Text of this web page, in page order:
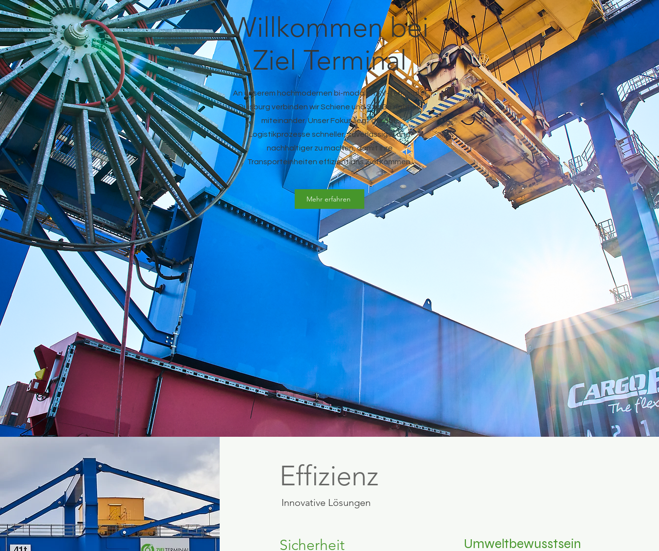
Willkommen bei
Ziel Terminal
An unserem hochmodernen bi-modalen KV-Terminal in
Duisburg verbinden wir Schiene und Straße nahtlos
miteinander. Unser Fokus liegt darauf,
Logistikprozesse schneller, zuverlässiger und
nachhaltiger zu machen, damit Ihre
Transporteinheiten effizient ans Ziel kommen.
Mehr erfahren
Effizienz
Innovative Lösungen
Sicherheit Umweltbewusstsein